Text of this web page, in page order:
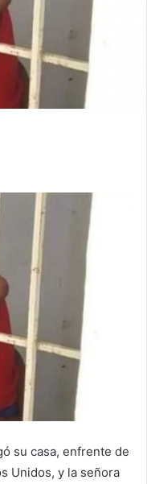
su casa, enfrente de
Unidos, y la señora